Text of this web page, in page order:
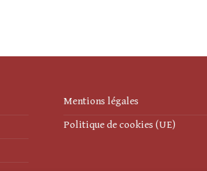
Mentions légales
Politique de cookies (UE)